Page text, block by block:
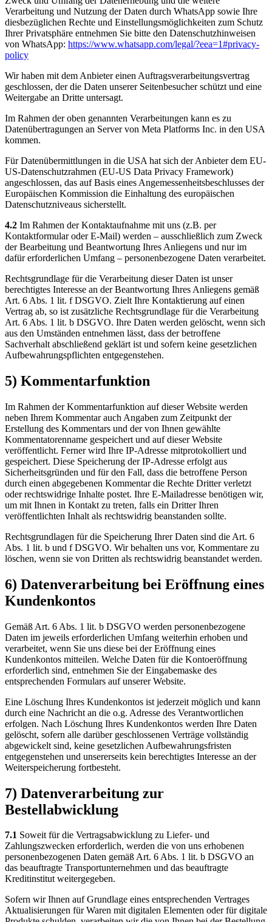
Verarbeitung und Nutzung der Daten durch WhatsApp sowie Ihre
diesbezüglichen Rechte und Einstellungsmöglichkeiten zum Schutz
Ihrer Privatsphäre entnehmen Sie bitte den Datenschutzhinweisen
von WhatsApp: https://www.whatsapp.com/legal/?eea=1#privacy-
policy
Wir haben mit dem Anbieter einen Auftragsverarbeitungsvertrag
geschlossen, der die Daten unserer Seitenbesucher schützt und eine
Weitergabe an Dritte untersagt.
Im Rahmen der oben genannten Verarbeitungen kann es zu
Datenübertragungen an Server von Meta Platforms Inc. in den USA
kommen.
Für Datenübermittlungen in die USA hat sich der Anbieter dem EU-
US-Datenschutzrahmen (EU-US Data Privacy Framework)
angeschlossen, das auf Basis eines Angemessenheitsbeschlusses der
Europäischen Kommission die Einhaltung des europäischen
Datenschutzniveaus sicherstellt.
4.2 Im Rahmen der Kontaktaufnahme mit uns (z.B. per
Kontaktformular oder E-Mail) werden – ausschließlich zum Zweck
der Bearbeitung und Beantwortung Ihres Anliegens und nur im
dafür erforderlichen Umfang – personenbezogene Daten verarbeitet.
Rechtsgrundlage für die Verarbeitung dieser Daten ist unser
berechtigtes Interesse an der Beantwortung Ihres Anliegens gemäß
Art. 6 Abs. 1 lit. f DSGVO. Zielt Ihre Kontaktierung auf einen
Vertrag ab, so ist zusätzliche Rechtsgrundlage für die Verarbeitung
Art. 6 Abs. 1 lit. b DSGVO. Ihre Daten werden gelöscht, wenn sich
aus den Umständen entnehmen lässt, dass der betroffene
Sachverhalt abschließend geklärt ist und sofern keine gesetzlichen
Aufbewahrungspflichten entgegenstehen.
5) Kommentarfunktion
Im Rahmen der Kommentarfunktion auf dieser Website werden
neben Ihrem Kommentar auch Angaben zum Zeitpunkt der
Erstellung des Kommentars und der von Ihnen gewählte
Kommentatorenname gespeichert und auf dieser Website
veröffentlicht. Ferner wird Ihre IP-Adresse mitprotokolliert und
gespeichert. Diese Speicherung der IP-Adresse erfolgt aus
Sicherheitsgründen und für den Fall, dass die betroffene Person
durch einen abgegebenen Kommentar die Rechte Dritter verletzt
oder rechtswidrige Inhalte postet. Ihre E-Mailadresse benötigen wir,
um mit Ihnen in Kontakt zu treten, falls ein Dritter Ihren
veröffentlichten Inhalt als rechtswidrig beanstanden sollte.
Rechtsgrundlagen für die Speicherung Ihrer Daten sind die Art. 6
Abs. 1 lit. b und f DSGVO. Wir behalten uns vor, Kommentare zu
löschen, wenn sie von Dritten als rechtswidrig beanstandet werden.
6) Datenverarbeitung bei Eröffnung eines
Kundenkontos
Gemäß Art. 6 Abs. 1 lit. b DSGVO werden personenbezogene
Daten im jeweils erforderlichen Umfang weiterhin erhoben und
verarbeitet, wenn Sie uns diese bei der Eröffnung eines
Kundenkontos mitteilen. Welche Daten für die Kontoeröffnung
erforderlich sind, entnehmen Sie der Eingabemaske des
entsprechenden Formulars auf unserer Website.
Eine Löschung Ihres Kundenkontos ist jederzeit möglich und kann
durch eine Nachricht an die o.g. Adresse des Verantwortlichen
erfolgen. Nach Löschung Ihres Kundenkontos werden Ihre Daten
gelöscht, sofern alle darüber geschlossenen Verträge vollständig
abgewickelt sind, keine gesetzlichen Aufbewahrungsfristen
entgegenstehen und unsererseits kein berechtigtes Interesse an der
Weiterspeicherung fortbesteht.
7) Datenverarbeitung zur
Bestellabwicklung
7.1 Soweit für die Vertragsabwicklung zu Liefer- und
Zahlungszwecken erforderlich, werden die von uns erhobenen
personenbezogenen Daten gemäß Art. 6 Abs. 1 lit. b DSGVO an
das beauftragte Transportunternehmen und das beauftragte
Kreditinstitut weitergegeben.
Sofern wir Ihnen auf Grundlage eines entsprechenden Vertrages
Aktualisierungen für Waren mit digitalen Elementen oder für digitale